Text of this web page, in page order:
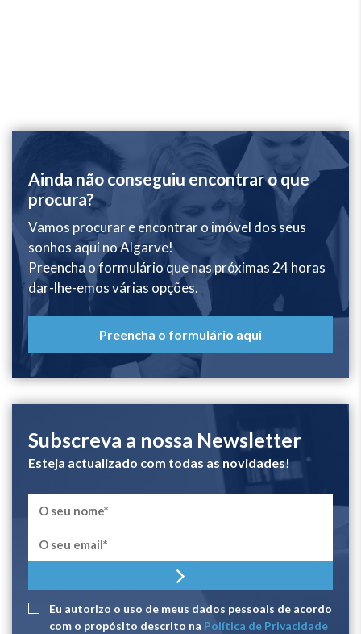
Ainda não conseguiu encontrar o que
procura?
Vamos procurar e encontrar o imóvel dos seus
sonhos aqui no Algarve!
Preencha o formulário que nas próximas 24 horas
dar-lhe-emos várias opções.
Preencha o formulário aqui
Subscreva a nossa Newsletter
Esteja actualizado com todas as novidades!
Eu autorizo ​​o uso de meus dados pessoais de acordo
com o propósito descrito na Política de Privacidade